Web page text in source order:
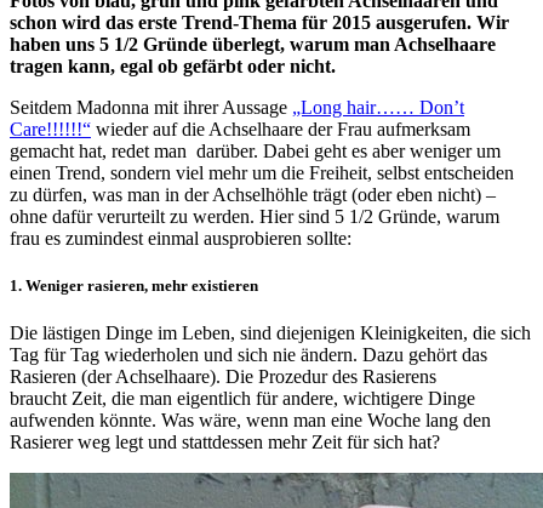
schon wird das erste Trend-Thema für 2015 ausgerufen. Wir
haben uns 5 1/2 Gründe überlegt, warum man Achselhaare
tragen kann, egal ob gefärbt oder nicht.
Seitdem Madonna mit ihrer Aussage „Long hair…… Don’t
Care!!!!!!“ wieder auf die Achselhaare der Frau aufmerksam
gemacht hat, redet man darüber. Dabei geht es aber weniger um
einen Trend, sondern viel mehr um die Freiheit, selbst entscheiden
zu dürfen, was man in der Achselhöhle trägt (oder eben nicht) –
ohne dafür verurteilt zu werden. Hier sind 5 1/2 Gründe, warum
frau es zumindest einmal ausprobieren sollte:
1. Weniger rasieren, mehr existieren
Die lästigen Dinge im Leben, sind diejenigen Kleinigkeiten, die sich
Tag für Tag wiederholen und sich nie ändern. Dazu gehört das
Rasieren (der Achselhaare). Die Prozedur des Rasierens
braucht Zeit, die man eigentlich für andere, wichtigere Dinge
aufwenden könnte. Was wäre, wenn man eine Woche lang den
Rasierer weg legt und stattdessen mehr Zeit für sich hat?